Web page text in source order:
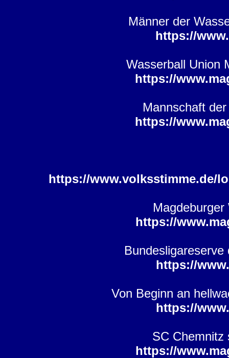
Männer der
https://
Wasserball Union
https://
Mannschaft
https://
https://www.volksstimme.de/
https://
https://
Von Beginn an
https://
SC Chemnitz
https://